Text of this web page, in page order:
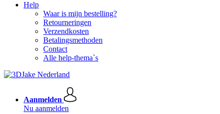
Help
Waar is mijn bestelling?
Retourneringen
Verzendkosten
Betalingsmethoden
Contact
Alle help-thema`s
Aanmelden
Nu aanmelden